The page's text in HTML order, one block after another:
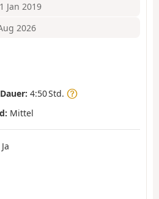
Jan 2019
2026
4:50 Std.
Mittel
Ja